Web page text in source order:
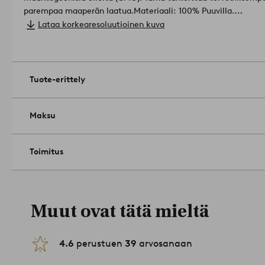
parempaa maaperän laatua.
Materiaali: 100% Puuvilla.
Koko: 90 x 50 cm.
valkaisuainetta. Rumpukuivaa keskilämmöllä. Silitys
(vain öljyliuotinkäyttö). Kutistuma max 5 %. Pestävä ennen
Lataa korkearesoluutioinen kuva
Tuote-erittely
Maksu
Toimitus
Muut ovat tätä mieltä
4.6 perustuen 39 arvosanaan